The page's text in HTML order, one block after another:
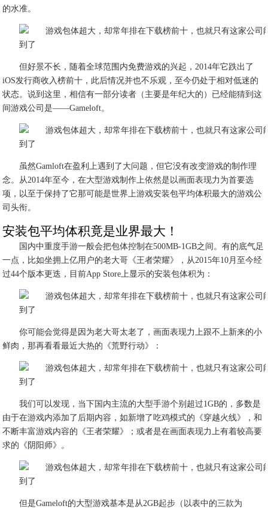
的水准。
但好景不长，随着全球范围内免费游戏的兴起，2014年它跌出了
iOS发行商收入榜前十，此后情况并也不乐观，至今仍处于相对低迷的
状态。说到这里，相信有一部分读者（主要是年纪大的）已经能猜到这
间游戏公司是——Gameloft。
虽然Gamloft在盈利上遇到了大问题，但它没有改变游戏的制作理
念。从2014年至今，在大型游戏制作上依然是以画面表现力为首要选
项，以至于保持了它那可能是世界上游戏安装包平均体积最大的游戏公
司头衔。
安装包平均体积竟是业界最大！
国内中重度手游一般会把包体控制在500MB-1GB之间。有的底气足
一点，比如坐拥上亿用户的老大哥《王者荣耀》，从2015年10月至今经
过44个版本更迭，目前App Store上显示的安装包体积为：
你可能会觉得是因为老大哥太老了，画面表现力上跟不上新来的小
鲜肉，那再看看最近大热的《荒野行动》：
我们可以发现，当下国内主流的大型手游个别超过1GB的，多数是
由于在游戏内添加了后期内容，如新增了吃鸡模式的《穿越火线》，和
不断丰富游戏内容的《王者荣耀》；或者是在画面表现力上有着较高要
求的《阴阳师》。
但是Gameloft的大型游戏基本是从2GB起步（以表中的三款为